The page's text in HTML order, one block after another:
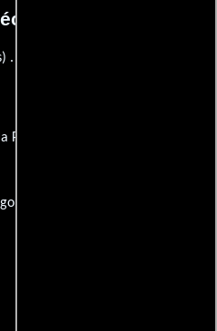
y general
.
Property fué producida en
USA.